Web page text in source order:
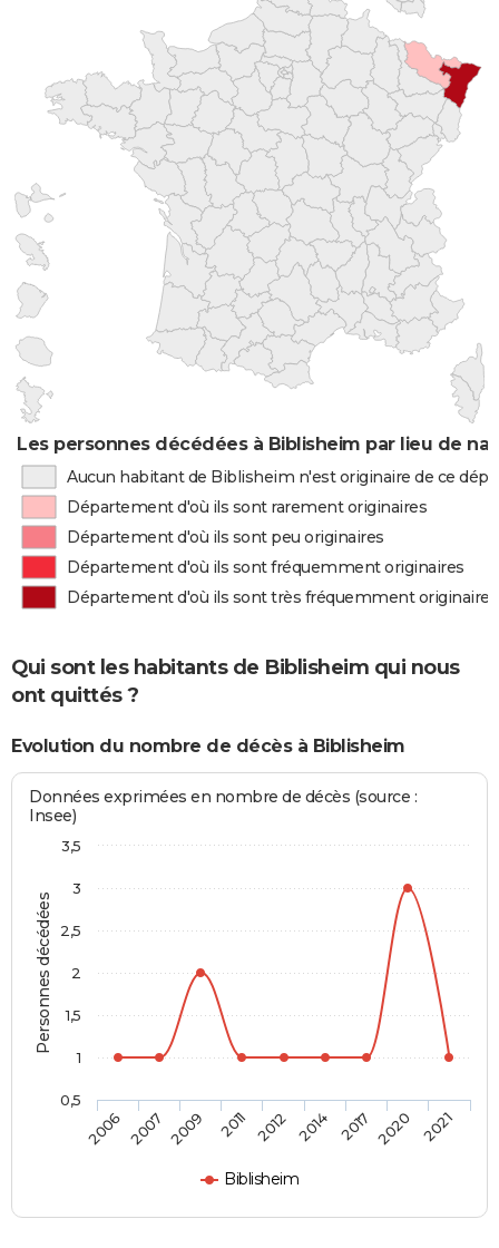
Les personnes décédées à Biblisheim par lieu de
Aucun habitant de Biblisheim n'est originaire de ce
Département d'où ils sont rarement originaires
Département d'où ils sont peu originaires
Département d'où ils sont fréquemment originaires
Département d'où ils sont très fréquemment originaires
Qui sont les habitants de Biblisheim qui nous
ont quittés ?
Evolution du nombre de décès à Biblisheim
Personnes décédées
Données exprimées en nombre de décès (source :
Insee)
Biblisheim
2006 2007 2009 2011 2012 2014 2017 2020 2021
0,5
1
1,5
2
2,5
3
3,5